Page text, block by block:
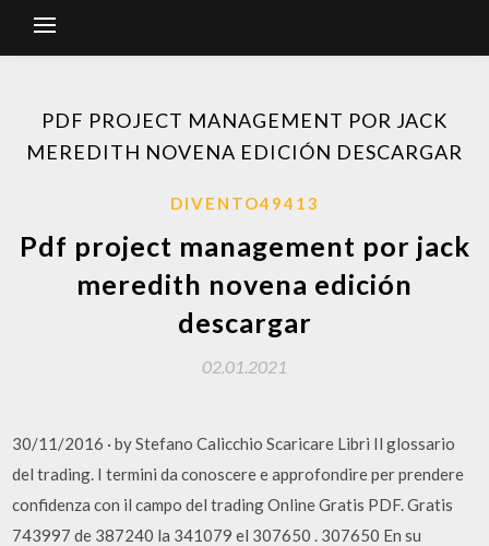
PDF PROJECT MANAGEMENT POR JACK
MEREDITH NOVENA EDICIÓN DESCARGAR
DIVENTO49413
Pdf project management por jack
meredith novena edición
descargar
02.01.2021
30/11/2016 · by Stefano Calicchio Scaricare Libri Il glossario
del trading. I termini da conoscere e approfondire per prendere
confidenza con il campo del trading Online Gratis PDF. Gratis
743997 de 387240 la 341079 el 307650 . 307650 En su